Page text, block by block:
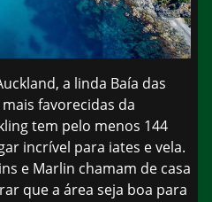
a linda Baía das
favorecidas da
tem pelo menos 144
incrível para iates e vela.
e Marlin chamam de casa
que a área seja boa para